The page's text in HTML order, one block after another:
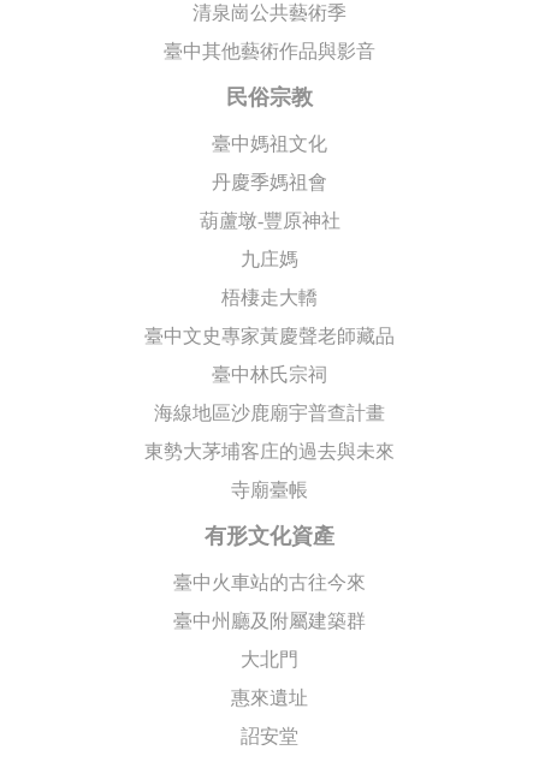
清泉崗公共藝術季
臺中其他藝術作品與影音
民俗宗教
臺中媽祖文化
丹慶季媽祖會
葫蘆墩-豐原神社
九庄媽
梧棲走大轎
臺中文史專家黃慶聲老師藏品
臺中林氏宗祠
海線地區沙鹿廟宇普查計畫
東勢大茅埔客庄的過去與未來
寺廟臺帳
有形文化資產
臺中火車站的古往今來
臺中州廳及附屬建築群
大北門
惠來遺址
詔安堂